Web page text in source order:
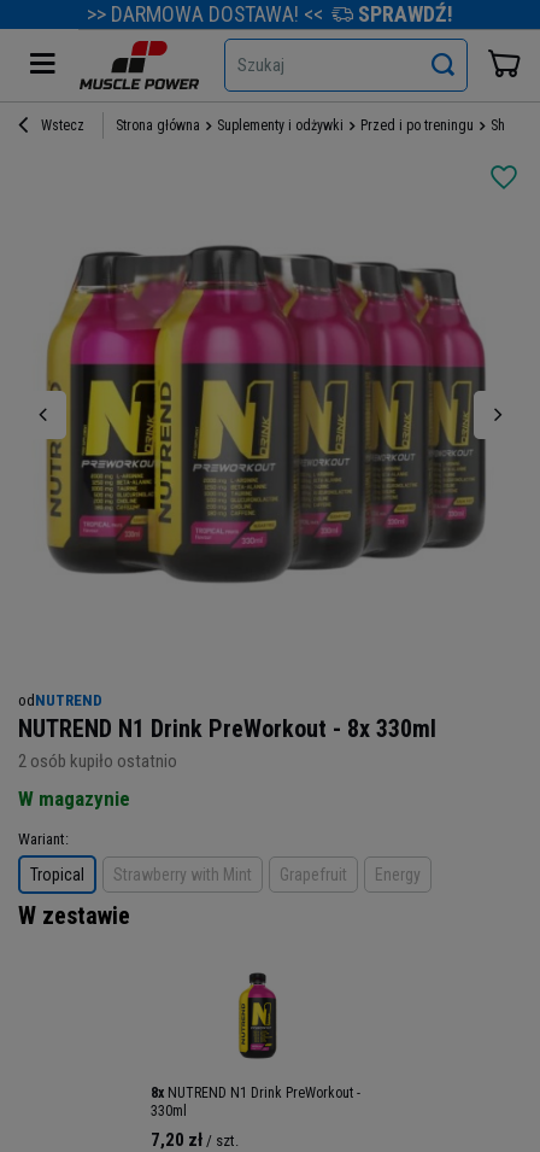
>> DARMOWA DOSTAWA! << SPRAWDŹ!
Szukaj
Wstecz Strona główna Suplementy i odżywki Przed i po treningu Shoty
od NUTREND
NUTREND N1 Drink PreWorkout - 8x 330ml
2 osób kupiło ostatnio
W magazynie
Wariant
Tropical Strawberry with Mint Grapefruit Energy
W zestawie
8x NUTREND N1 Drink PreWorkout -
330ml
7,20 zł/ szt.